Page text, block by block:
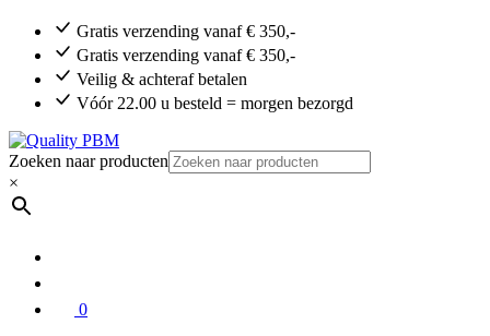
Gratis verzending vanaf € 350,-
Gratis verzending vanaf € 350,-
Veilig & achteraf betalen
Vóór 22.00 u besteld = morgen bezorgd
Zoeken naar producten
×
0